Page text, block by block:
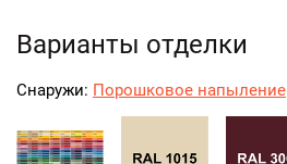
Варианты отделки
Снаружи: Порошковое напыление